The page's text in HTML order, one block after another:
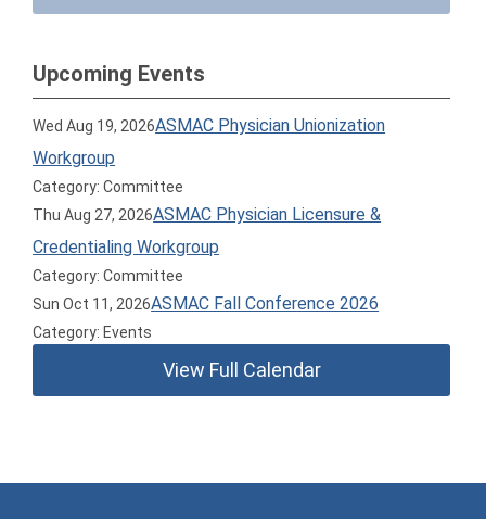
Upcoming Events
Wed Aug 19, 2026ASMAC Physician Unionization
Workgroup
Category: Committee
Thu Aug 27, 2026ASMAC Physician Licensure &
Credentialing Workgroup
Category: Committee
Sun Oct 11, 2026ASMAC Fall Conference 2026
Category: Events
View Full Calendar